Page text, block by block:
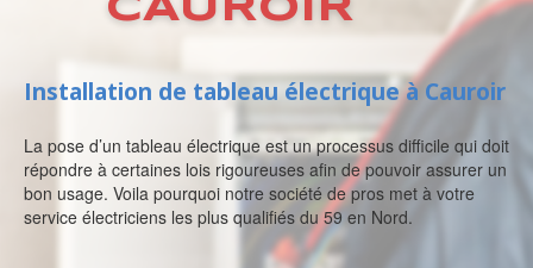
CAUROIR
Installation de tableau électrique à Cauroir
La pose d’un tableau électrique est un processus difficile qui doit
répondre à certaines lois rigoureuses afin de pouvoir assurer un
bon usage. Voila pourquoi notre société de pros met à votre
service électriciens les plus qualifiés du 59 en Nord.